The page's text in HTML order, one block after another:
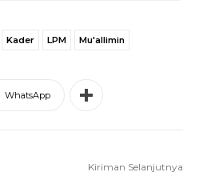
Kader LPM
Mu'allimin
WhatsApp
Kiriman Selanjutnya